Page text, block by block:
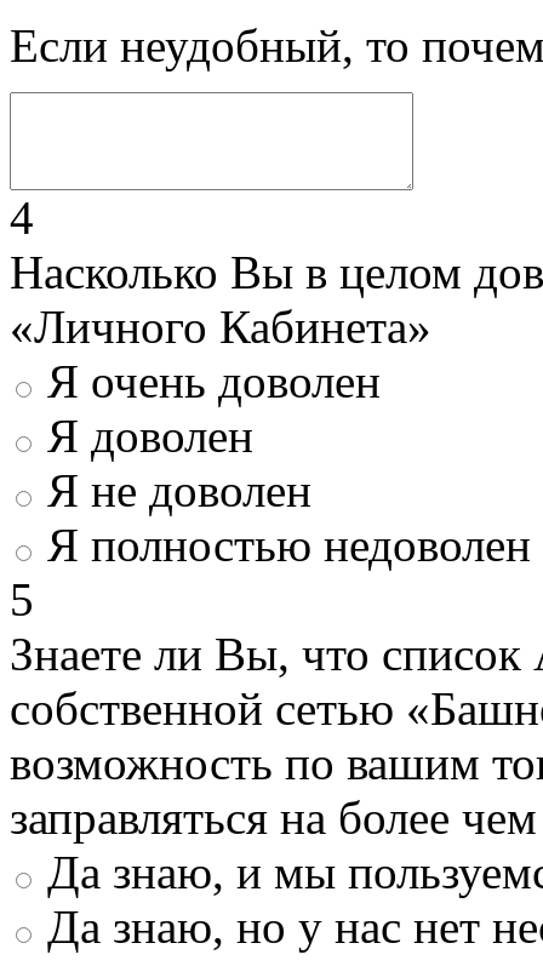
Если неудобный, то
4
Насколько Вы в целом
«Личного Кабинета»
Я очень доволен
Я доволен
Я не доволен
Я полностью недоволен
5
Знаете ли Вы, что
собственной сетью
возможность по вашим
заправляться на более
Да знаю, и мы
Да знаю, но у нас нет